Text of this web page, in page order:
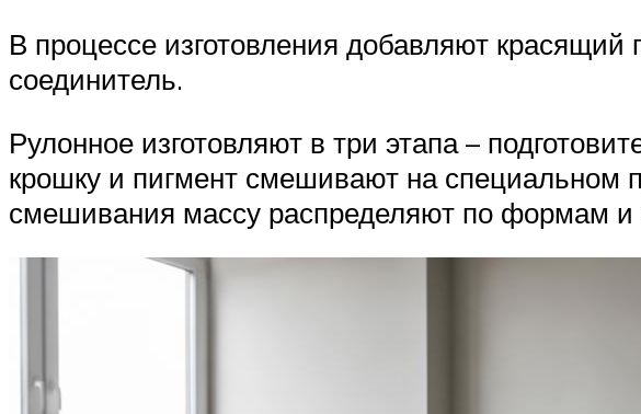
В процессе изготовления добавляют
соединитель.
Рулонное изготовляют в три этапа –
крошку и пигмент смешивают на
смешивания массу распределяют по формам